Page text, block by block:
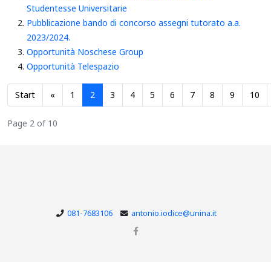
Studentesse Universitarie
Pubblicazione bando di concorso assegni tutorato a.a.
2023/2024.
Opportunità Noschese Group
Opportunità Telespazio
Start « 1 2 3 4 5 6 7 8 9 10
Page 2 of 10
081-7683106 antonio.iodice@unina.it